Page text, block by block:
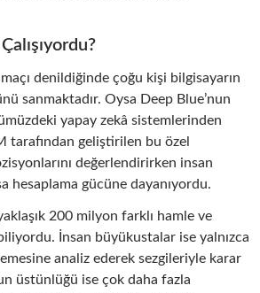
denildiğinde çoğu kişi bilgisayarın
sanmaktadır. Oysa Deep Blue’nun
yapay zekâ sistemlerinden
tarafından geliştirilen bu özel
değerlendirirken insan
hesaplama gücüne dayanıyordu.
200 milyon farklı hamle ve
İnsan büyükustalar ise yalnızca
analiz ederek sezgileriyle karar
üstünlüğü ise çok daha fazla